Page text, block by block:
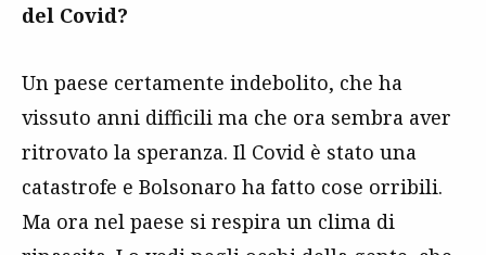
del Covid?
Un paese certamente indebolito, che ha
vissuto anni difficili ma che ora sembra aver
ritrovato la speranza. Il Covid è stato una
catastrofe e Bolsonaro ha fatto cose orribili.
Ma ora nel paese si respira un clima di